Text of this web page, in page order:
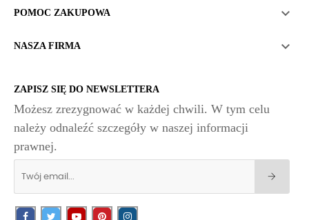
POMOC ZAKUPOWA 
NASZA FIRMA 
ZAPISZ SIĘ DO NEWSLETTERA
Możesz zrezygnować w każdej chwili. W tym celu
należy odnaleźć szczegóły w naszej informacji
prawnej.